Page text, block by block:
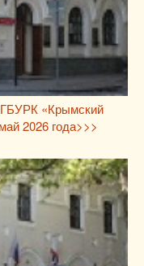
«Крымский
2026 года>>>